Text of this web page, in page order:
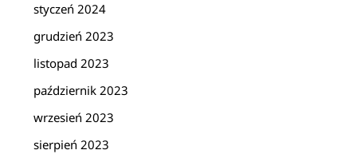
styczeń 2024
grudzień 2023
listopad 2023
październik 2023
wrzesień 2023
sierpień 2023